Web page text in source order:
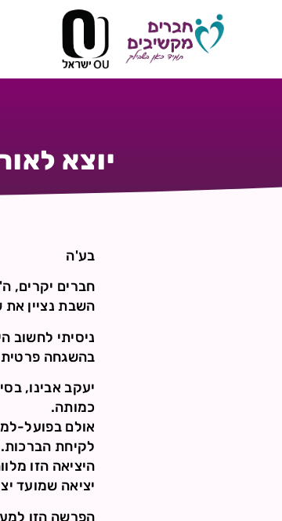
יוצא
בע'ה
חברים יקרים,
השבת נציין
ניסיתי לחשוב
בהשגחה
יעקב אבינו,
כמותה.
אולם בפועל-
לקיחת הברכות.
היציאה הזו
יציאה שמועד
הפרשה הזו